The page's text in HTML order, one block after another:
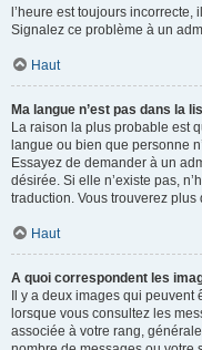
l’heure est toujours
Signalez ce problème à un
Haut
Ma langue n’est pas dans la
La raison la plus probable est
langue ou bien que personne
Essayez de demander à un
désirée. Si elle n’existe pas,
traduction. Vous trouverez plus
Haut
A quoi correspondent les
Il y a deux images qui
lorsque vous consultez les
associée à votre rang,